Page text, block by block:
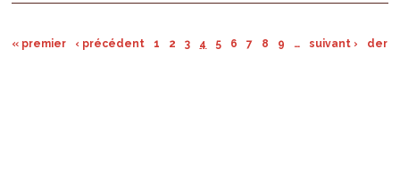
« premier ‹ précédent 1 2 3 4 5 6 7 8 9 … suivant ›